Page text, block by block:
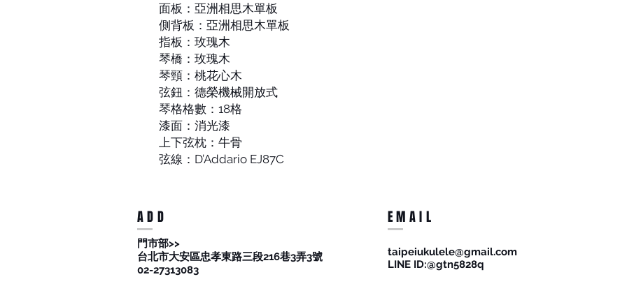
面板：亞洲相思木單板
側背板：亞洲相思木單板
指板：玫瑰木
琴橋：玫瑰木
琴頸：桃花心木
弦鈕：德榮機械開放式
琴格格數：18格
漆面：消光漆
上下弦枕：牛骨
弦線：D’Addario EJ87C
ADD
​門市部>>
台北市大安區忠孝東路三段216巷3弄3號
02-27313083
EMAIL
taipeiukulele@gmail.com
​LINE ID:@gtn5828q